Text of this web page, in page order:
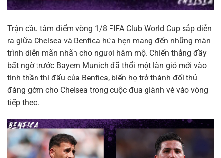
Trận cầu tâm điểm vòng 1/8 FIFA Club World Cup sắp diễn
ra giữa Chelsea và Benfica hứa hẹn mang đến những màn
trình diễn mãn nhãn cho người hâm mộ. Chiến thắng đầy
bất ngờ trước Bayern Munich đã thổi một làn gió mới vào
tinh thần thi đấu của Benfica, biến họ trở thành đối thủ
đáng gờm cho Chelsea trong cuộc đua giành vé vào vòng
tiếp theo.